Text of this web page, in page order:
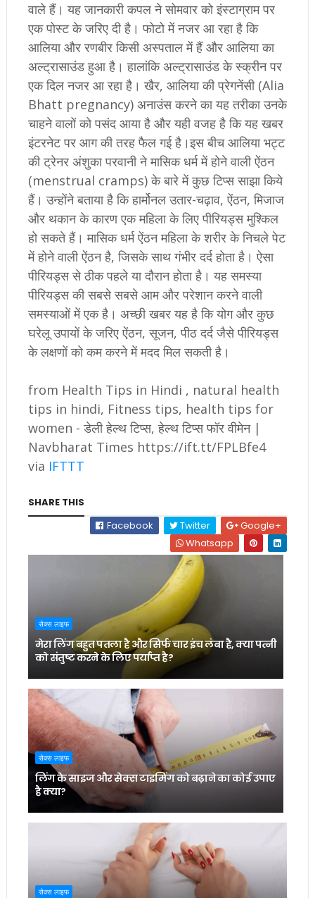
वाले हैं। यह जानकारी कपल ने सोमवार को इंस्टाग्राम पर
एक पोस्ट के जरिए दी है। फोटो में नजर आ रहा है कि
आलिया और रणबीर किसी अस्पताल में हैं और आलिया का
अल्ट्रासाउंड हुआ है। हालांकि अल्ट्रासाउंड के स्क्रीन पर
एक दिल नजर आ रहा है। खैर, आलिया की प्रेगनेंसी (Alia
Bhatt pregnancy) अनाउंस करने का यह तरीका उनके
चाहने वालों को पसंद आया है और यही वजह है कि यह खबर
इंटरनेट पर आग की तरह फैल गई है।इस बीच आलिया भट्ट
की ट्रेनर अंशुका परवानी ने मासिक धर्म में होने वाली ऐंठन
(menstrual cramps) के बारे में कुछ टिप्स साझा किये
हैं। उन्होंने बताया है कि हार्मोनल उतार-चढ़ाव, ऐंठन, मिजाज
और थकान के कारण एक महिला के लिए पीरियड्स मुश्किल
हो सकते हैं। मासिक धर्म ऐंठन महिला के शरीर के निचले पेट
में होने वाली ऐंठन है, जिसके साथ गंभीर दर्द होता है। ऐसा
पीरियड्स से ठीक पहले या दौरान होता है। यह समस्या
पीरियड्स की सबसे सबसे आम और परेशान करने वाली
समस्याओं में एक है। अच्छी खबर यह है कि योग और कुछ
घरेलू उपायों के जरिए ऐंठन, सूजन, पीठ दर्द जैसे पीरियड्स
के लक्षणों को कम करने में मदद मिल सकती है।
from Health Tips in Hindi , natural health
tips in hindi, Fitness tips, health tips for
women - डेली हेल्थ टिप्स, हेल्थ टिप्स फॉर वीमेन |
Navbharat Times https://ift.tt/FPLBfe4
via IFTTT
SHARE THIS
Facebook
Twitter
Google+
Whatsapp
सेक्स लाइफ
मेरा लिंग बहुत पतला है और सिर्फ चार इंच लंबा है, क्या पत्नी
को संतुष्ट करने के लिए पर्याप्त है?
सेक्स लाइफ
लिंग के साइज और सेक्स टाइमिंग को बढ़ाने का कोई उपाए
है क्या?
सेक्स लाइफ